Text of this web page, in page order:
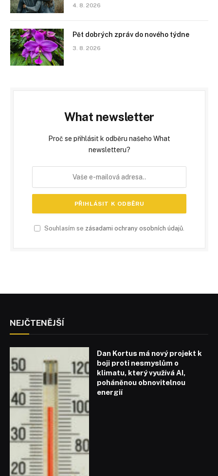
4. 8. 2026
Pět dobrých zpráv do nového týdne
3. 8. 2026
What newsletter
Proč se přihlásit k odběru našeho What
newsletteru?
Souhlasím se zásadami ochrany osobních údajů.
NEJČTENĚJŠÍ
Dan Kortus má nový projekt k
boji proti nesmyslům o
klimatu, který využívá AI,
poháněnou obnovitelnou
energií